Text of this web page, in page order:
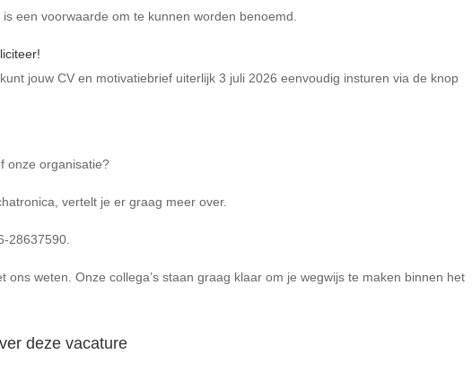
een voorwaarde om te kunnen worden benoemd.
jouw CV en motivatiebrief uiterlijk 3 juli 2026 eenvoudig insturen via de knop
onze organisatie?
vertelt je er graag meer over.
28637590.
ons weten. Onze collega’s staan graag klaar om je wegwijs te maken binnen het
deze vacature